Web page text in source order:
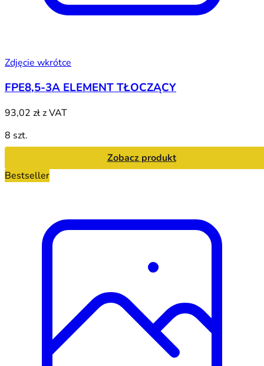
Zdjęcie wkrótce
FPE8,5-3A ELEMENT TŁOCZĄCY
93,02 złz VAT
8 szt.
Zobacz produkt
Bestseller